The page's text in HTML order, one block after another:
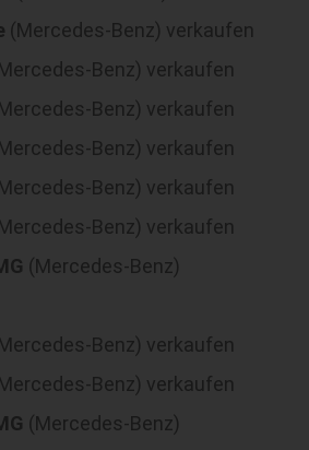
(Mercedes-Benz) verkaufen
Benz) verkaufen
Benz) verkaufen
Benz) verkaufen
Benz) verkaufen
Benz) verkaufen
(Mercedes-Benz)
Benz) verkaufen
Benz) verkaufen
(Mercedes-Benz)